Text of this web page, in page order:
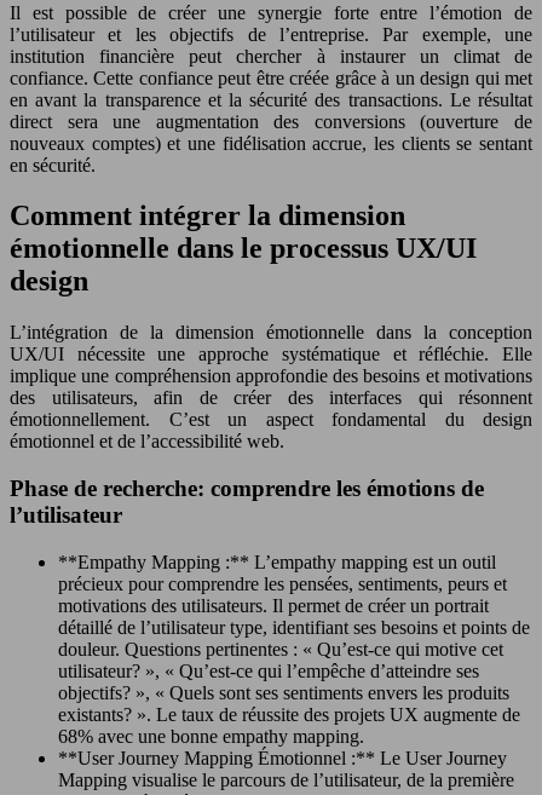
Il est possible de créer une synergie forte entre l’émotion de
l’utilisateur et les objectifs de l’entreprise. Par exemple, une
institution financière peut chercher à instaurer un climat de
confiance. Cette confiance peut être créée grâce à un design qui met
en avant la transparence et la sécurité des transactions. Le résultat
direct sera une augmentation des conversions (ouverture de
nouveaux comptes) et une fidélisation accrue, les clients se sentant
en sécurité.
Comment intégrer la dimension
émotionnelle dans le processus UX/UI
design
L’intégration de la dimension émotionnelle dans la conception
UX/UI nécessite une approche systématique et réfléchie. Elle
implique une compréhension approfondie des besoins et motivations
des utilisateurs, afin de créer des interfaces qui résonnent
émotionnellement. C’est un aspect fondamental du design
émotionnel et de l’accessibilité web.
Phase de recherche: comprendre les émotions de
l’utilisateur
**Empathy Mapping :** L’empathy mapping est un outil
précieux pour comprendre les pensées, sentiments, peurs et
motivations des utilisateurs. Il permet de créer un portrait
détaillé de l’utilisateur type, identifiant ses besoins et points de
douleur. Questions pertinentes : « Qu’est-ce qui motive cet
utilisateur? », « Qu’est-ce qui l’empêche d’atteindre ses
objectifs? », « Quels sont ses sentiments envers les produits
existants? ». Le taux de réussite des projets UX augmente de
68% avec une bonne empathy mapping.
**User Journey Mapping Émotionnel :** Le User Journey
Mapping visualise le parcours de l’utilisateur, de la première